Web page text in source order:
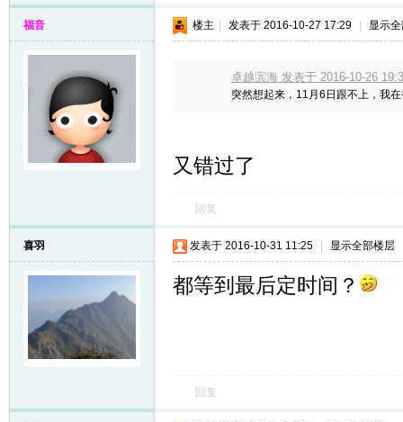
福音 楼主 发表于 2016-10-27 17:29 显示
卓越滨海 发表于 2016-10-26
突然想起来，11月6日跟不上，我
又错过了
回复
喜羽 发表于 2016-10-31 11:25 显示全部楼层
都等到最后定时间？
回复